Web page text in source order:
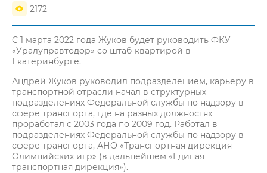
2172
С 1 марта 2022 года Жуков будет руководить ФКУ
«Уралуправтодор» со штаб-квартирой в
Екатеринбурге.
Андрей Жуков руководил подразделением, карьеру в
транспортной отрасли начал в структурных
подразделениях Федеральной службы по надзору в
сфере транспорта, где на разных должностях
проработал с 2003 года по 2009 год. Работал в
подразделениях Федеральной службы по надзору в
сфере транспорта, АНО «Транспортная дирекция
Олимпийских игр» (в дальнейшем «Единая
транспортная дирекция»).